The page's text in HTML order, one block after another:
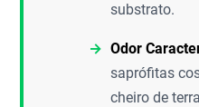
substrato.
Odor
saprófitas
cheiro de